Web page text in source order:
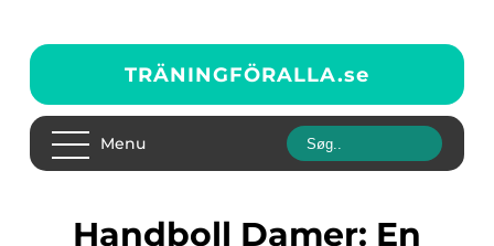
TRÄNINGFÖRALLA.se
Menu
Handboll Damer: En